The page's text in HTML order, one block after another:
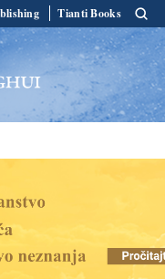
Tianti Books